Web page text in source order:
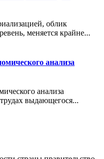
облик
меняется крайне...
анализа
анализа
выдающегося...